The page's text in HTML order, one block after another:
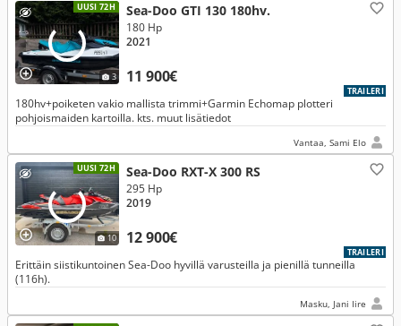
UUSI 72H
3
Sea-Doo GTI 130 180hv.
11 900€
180 Hp
2021
TRAILERI
180hv+poiketen vakio mallista trimmi+Garmin Echomap plotteri
pohjoismaiden kartoilla. kts. muut lisätiedot
Vantaa, Sami Elo
UUSI 72H
10
Sea-Doo RXT-X 300 RS
12 900€
295 Hp
2019
TRAILERI
Erittäin siistikuntoinen Sea-Doo hyvillä varusteilla ja pienillä tunneilla
(116h).
Masku, Jani Iire